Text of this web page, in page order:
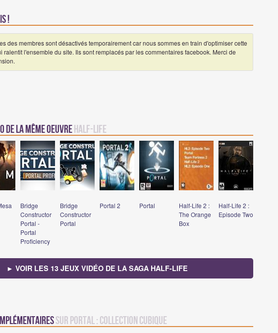
!
des membres sont désactivés temporairement car nous sommes en train d'optimiser cette
ralentit l'ensemble du site. Ils sont remplacés par les commentaires facebook. Merci de
de la même oeuvre Half-Life
Bridge
Constructor
Portal -
Portal
Proficiency
Bridge
Constructor
Portal
Portal 2 Portal
Half-Life 2 :
The Orange
Box
Half-Life 2 :
Episode Two
► VOIR LES 13 JEUX VIDÉO DE LA SAGA HALF-LIFE
sur Portal : Collection Cubique